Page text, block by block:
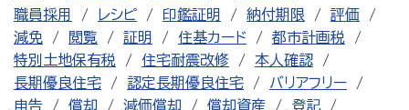
職員採用
レシピ 印鑑証明 納付期限
評価
減免
閲覧 証明 住基カード
都市計画税
特別土地保有税
住宅耐震改修
本人確認
長期優良住宅
認定長期優良住宅
バリアフリー
申告
償却 減価償却 償却資産
登記